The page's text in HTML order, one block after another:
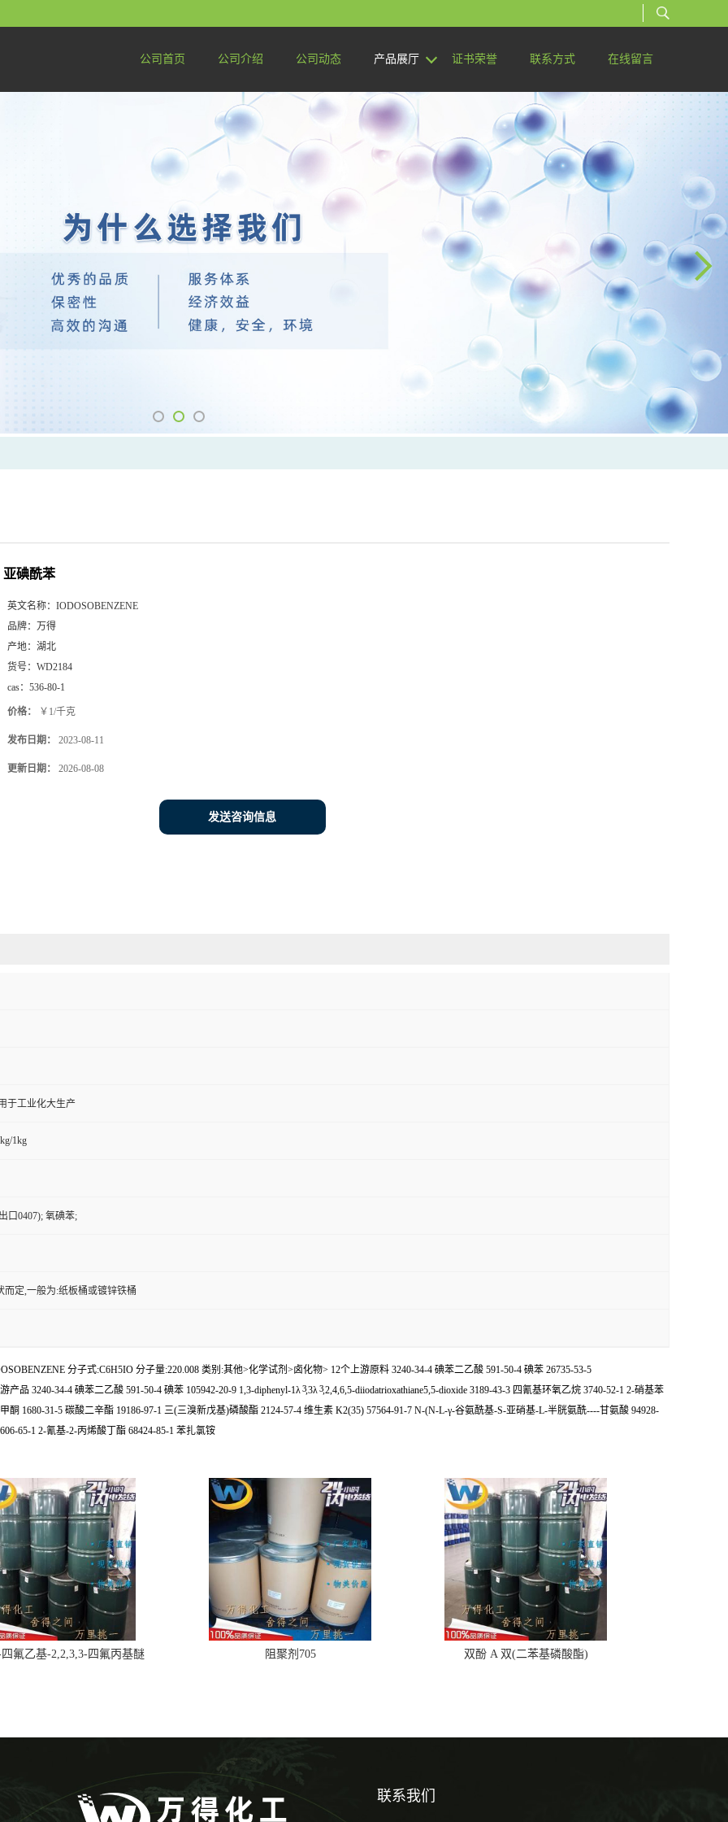
公司首页 公司介绍 公司动态 产品展厅 证书荣誉 联系方式 在线留言
亚碘酰苯
英文名称： IODOSOBENZENE
品牌： 万得
产地： 湖北
货号： WD2184
cas： 536-80-1
价格： ￥1/千克
发布日期： 2023-08-11
更新日期： 2026-08-08
发送咨询信息
于工业化大生产
1kg
口0407); 氧碘苯;
而定,一般为:纸板桶或镀锌铁桶
分子式:C6H5IO 分子量:220.008 类别:其他>化学试剂>卤化物> 12个上游原料 3240-34-4 碘苯二乙酸 591-50-4 碘苯 26735-53-5
产品 3240-34-4 碘苯二乙酸 591-50-4 碘苯 105942-20-9 1,3-diphenyl-1λ3,3λ3,2,4,6,5-diiodatrioxathiane5,5-dioxide 3189-43-3 四氰基环氧乙烷 3740-52-1 2-硝基苯
1680-31-5 碳酸二辛酯 19186-97-1 三(三溴新戊基)磷酸酯 2124-57-4 维生素 K2(35) 57564-91-7 N-(N-L-γ-谷氨酰基-S-亚硝基-L-半胱氨酰----甘氨酸 94928-
65-1 2-氰基-2-丙烯酸丁酯 68424-85-1 苯扎氯铵
四氟乙基-2,2,3,3-四氟丙基醚 阻聚剂705 双酚 A 双(二苯基磷酸酯)
联系我们